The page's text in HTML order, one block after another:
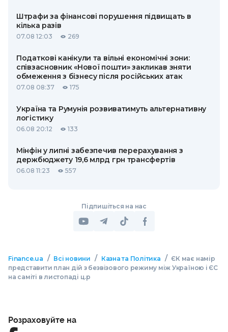
Штрафи за фінансові порушення підвищать в
кілька разів
07.08 12:03 269
Податкові канікули та вільні економічні зони:
співзасновник «Нової пошти» закликав зняти
обмеження з бізнесу після російських атак
07.08 08:37 175
Україна та Румунія розвиватимуть альтернативну
логістику
06.08 20:12 133
Мінфін у липні забезпечив перерахування з
держбюджету 19,6 млрд грн трансфертів
06.08 11:23 557
Підпишіться на нас
Finance.ua / Всі новини / Казна та Політика / ЄК має намір
представити план дій з безвізового режиму між Україною і ЄС
на саміті в листопаді ц.р
Розраховуйте на